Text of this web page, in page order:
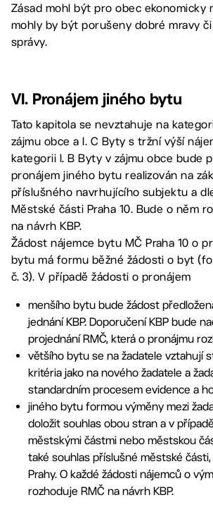
Zásad mohl být pro obec ekonomicky
mohly by být porušeny dobré mravy
správy.
VI. Pronájem jiného bytu
Tato kapitola se nevztahuje na
zájmu obce a I. C Byty s tržní výší
kategorii I. B Byty v zájmu obce bude
pronájem jiného bytu realizován na
příslušného navrhujícího subjektu a
Městské části Praha 10. Bude o něm
na návrh KBP.
Žádost nájemce bytu MČ Praha 10 o
bytu má formu běžné žádosti o byt
č. 3). V případě žádosti o pronájem
menšího bytu bude žádost
jednání KBP. Doporučení KBP bude
projednání RMČ, která o pronájmu
většího bytu se na žadatele vztahují
kritéria jako na nového žadatele a
standardním procesem evidence a
jiného bytu formou výměny mezi
doložit souhlas obou stran a v
městskými částmi nebo městskou
také souhlas příslušné městské
Prahy. O každé žádosti nájemců o
rozhoduje RMČ na návrh KBP.